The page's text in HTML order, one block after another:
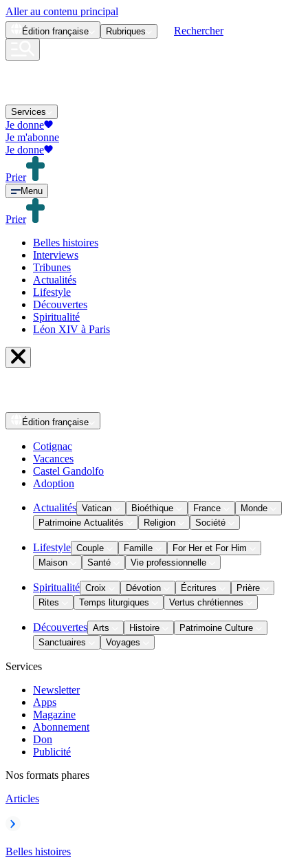
Aller au contenu principal
Édition française Rubriques Rechercher
Services
Je donne
Je m'abonne
Je donne
Prier
Menu
Prier
Belles histoires
Interviews
Tribunes
Actualités
Lifestyle
Découvertes
Spiritualité
Léon XIV à Paris
Édition française
Cotignac
Vacances
Castel Gandolfo
Adoption
Actualités Vatican Bioéthique France
Monde
Patrimoine Actualités
Religion Société
Lifestyle Couple Famille
For Her et For Him
Maison
Santé Vie professionnelle
Spiritualité Croix Dévotion Écritures
Prière
Rites
Temps liturgiques Vertus chrétiennes
Découvertes Arts Histoire
Patrimoine Culture
Sanctuaires
Voyages
Services
Newsletter
Apps
Magazine
Abonnement
Don
Publicité
Nos formats phares
Articles
Belles histoires